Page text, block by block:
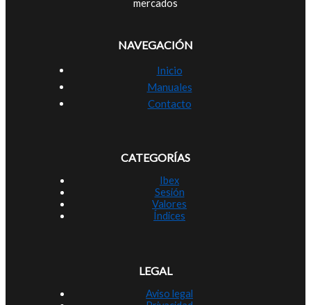
mercados
NAVEGACIÓN
Inicio
Manuales
Contacto
CATEGORÍAS
Ibex
Sesión
Valores
Índices
LEGAL
Aviso legal